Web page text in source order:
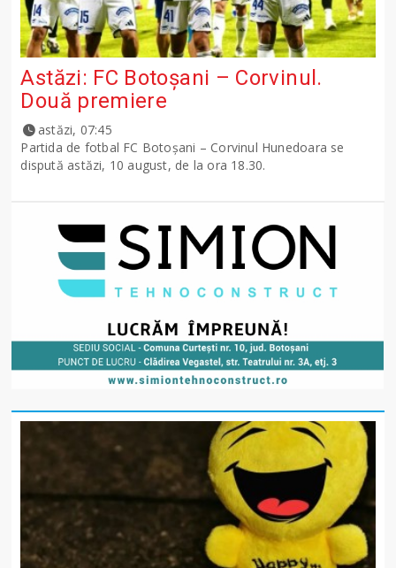
Astăzi: FC Botoșani – Corvinul.
Două premiere
astăzi, 07:45
Partida de fotbal FC Botoșani – Corvinul Hunedoara se
dispută astăzi, 10 august, de la ora 18.30.